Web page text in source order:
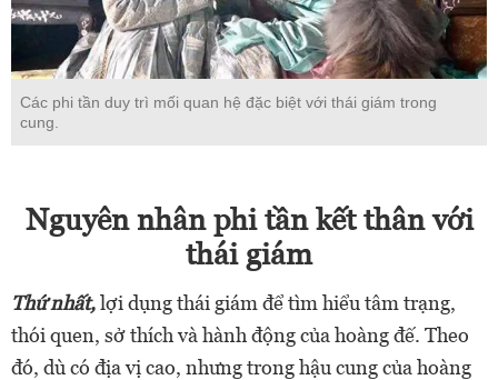
Các phi tần duy trì mối quan hệ đặc biệt với thái giám trong
cung.
Nguyên nhân phi tần kết thân với
thái giám
Thứ nhất,lợi dụng thái giám để tìm hiểu tâm trạng,
thói quen, sở thích và hành động của hoàng đế. Theo
đó, dù có địa vị cao, nhưng trong hậu cung của hoàng